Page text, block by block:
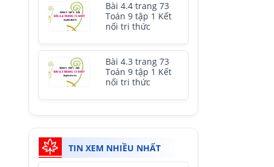
Bài 4.4 trang 73
Toán 9 tập 1 Kết
nối tri thức
Bài 4.3 trang 73
Toán 9 tập 1 Kết
nối tri thức
TIN XEM NHIỀU NHẤT